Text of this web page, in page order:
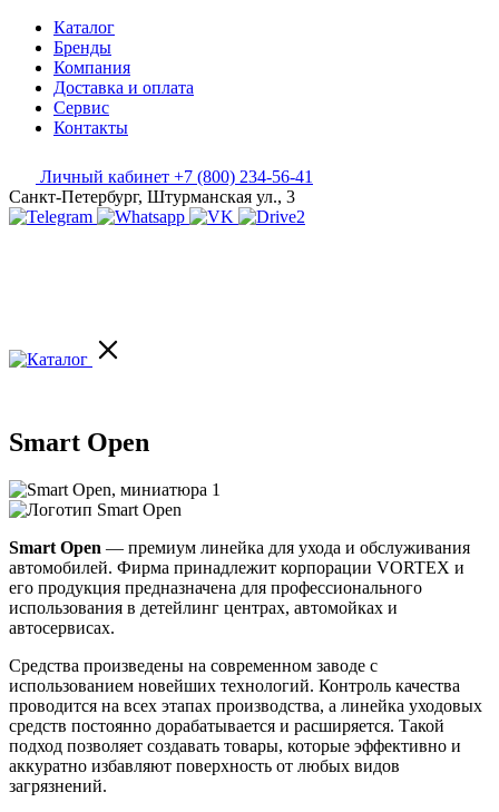
Каталог
Бренды
Компания
Доставка и оплата
Сервис
Контакты
Личный кабинет +7 (800) 234-56-41
Санкт-Петербург, Штурманская ул., 3
Smart Open
Smart Open — премиум линейка для ухода и обслуживания
автомобилей. Фирма принадлежит корпорации VORTEX и
его продукция предназначена для профессионального
использования в детейлинг центрах, автомойках и
автосервисах.
Средства произведены на современном заводе с
использованием новейших технологий. Контроль качества
проводится на всех этапах производства, а линейка уходовых
средств постоянно дорабатывается и расширяется. Такой
подход позволяет создавать товары, которые эффективно и
аккуратно избавляют поверхность от любых видов
загрязнений.